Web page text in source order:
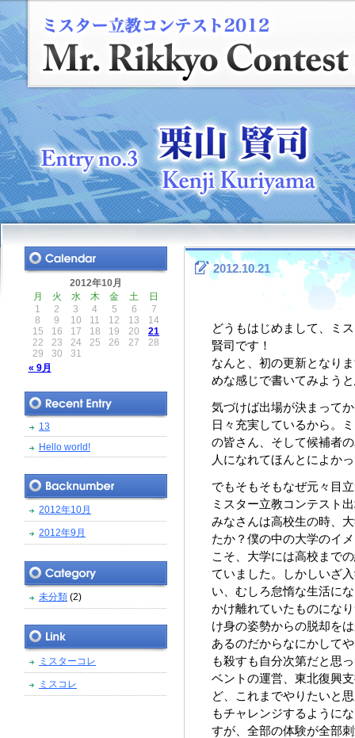
2012.10.21
どうもはじめまして、ミ
賢司です！
なんと、初の更新となり
めな感じで書いてみよう
気づけば出場が決まって
日々充実しているから。
の皆さん、そして候補者
人になれてほんとによか
でもそもそもなぜ元々目
ミスター立教コンテスト
みなさんは高校生の時、
たか？僕の中の大学のイ
こそ、大学には高校まで
ていました。しかしいざ
い、むしろ怠惰な生活に
かけ離れていたものにな
け身の姿勢からの脱却を
あるのだからなにかして
も殺すも自分次第だと思
ベントの運営、東北復興
ど、これまでやりたいと
もチャレンジするように
すが、全部の体験が全部
2012年10月
月
火 水 木 金 土 日
« 9月
1 2 3 4 5 6
7
8
9 10 11 12 13
14
15
16 17 18 19 20
21
22
23 24 25 26 27
28
29
30 31
13
Hello world!
2012年10月
2012年9月
未分類 (2)
ミスターコレ
ミスコレ